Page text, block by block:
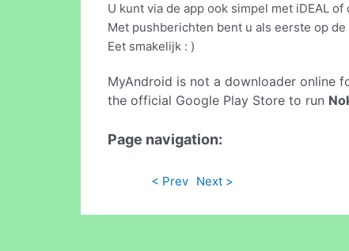
U kunt via de app ook simpel met iDEAL
Met pushberichten bent u als eerste op
Eet smakelijk : )
MyAndroid is not a downloader online
the official Google Play Store to run
Page navigation:
< Prev Next >